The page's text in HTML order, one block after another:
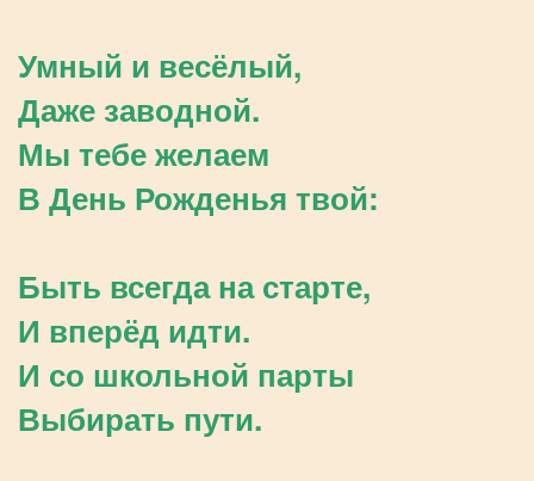
Умный и весёлый,
Даже заводной.
Мы тебе желаем
В День Рожденья твой:
Быть всегда на старте,
И вперёд идти.
И со школьной парты
Выбирать пути.